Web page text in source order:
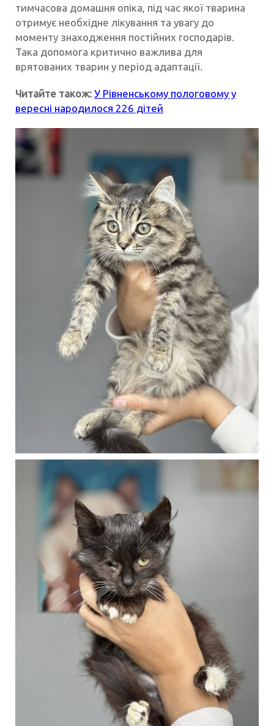
тимчасова домашня опіка, під час якої тварина
отримує необхідне лікування та увагу до
моменту знаходження постійних господарів.
Така допомога критично важлива для
врятованих тварин у період адаптації.
Читайте також: У Рівненському пологовому у
вересні народилося 226 дітей